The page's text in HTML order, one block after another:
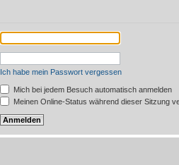
Ich habe mein Passwort vergessen
Mich bei jedem Besuch automatisch anmelden
Meinen Online-Status während dieser Sitzung